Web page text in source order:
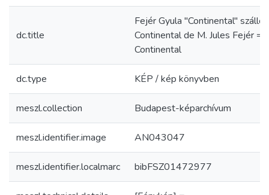
dc.title
Fejér Gyula "Continental"
Continental de M. Jules Fejér =
Continental
dc.type KÉP / kép könyvben
meszl.collection Budapest-képarchívum
meszl.identifier.image AN043047
meszl.identifier.localmarc bibFSZ01472977